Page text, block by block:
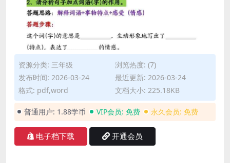
资源分类: 三年级
浏览热度: (7)
发布时间: 2026-03-24
最近更新: 2026-03-24
格式: pdf,word
文档大小: 225.18KB
普通用户: 1.88学币 VIP会员: 免费 永久会员: 免费
电子档下载 开通会员